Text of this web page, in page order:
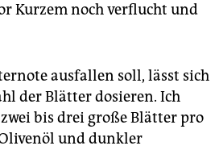
Kurzem noch verflucht und
ausfallen soll, lässt sich
der Blätter dosieren. Ich
bis drei große Blätter pro
und dunkler